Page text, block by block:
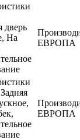
дверь
На
ЕВРОПА
ЕВРОПА